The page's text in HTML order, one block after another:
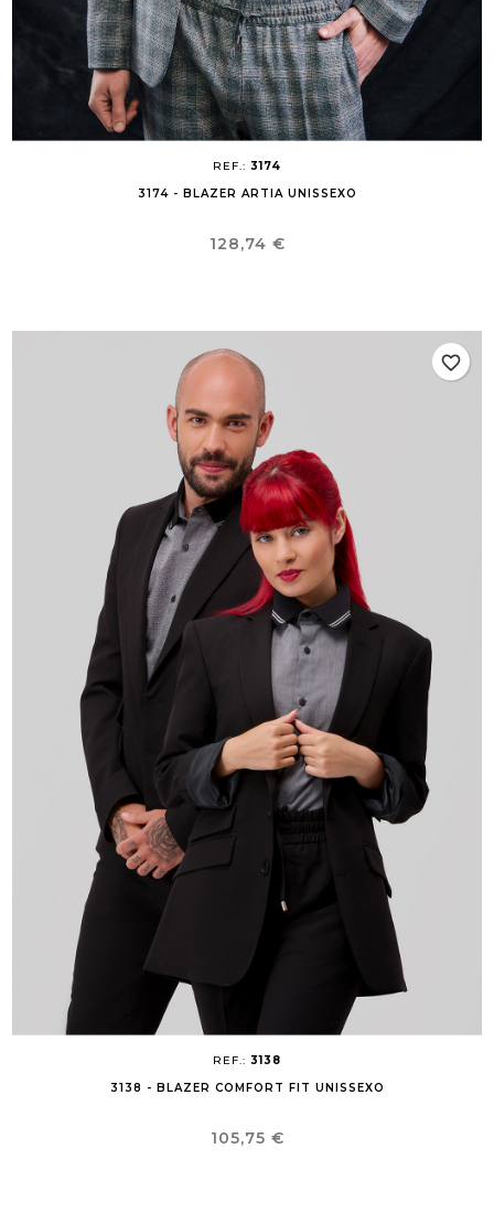
REF.: 3174
3174 - BLAZER ARTIA UNISSEXO
Preço
128,74 €
REF.: 3138
3138 - BLAZER COMFORT FIT UNISSEXO
Preço
105,75 €
favorite_border